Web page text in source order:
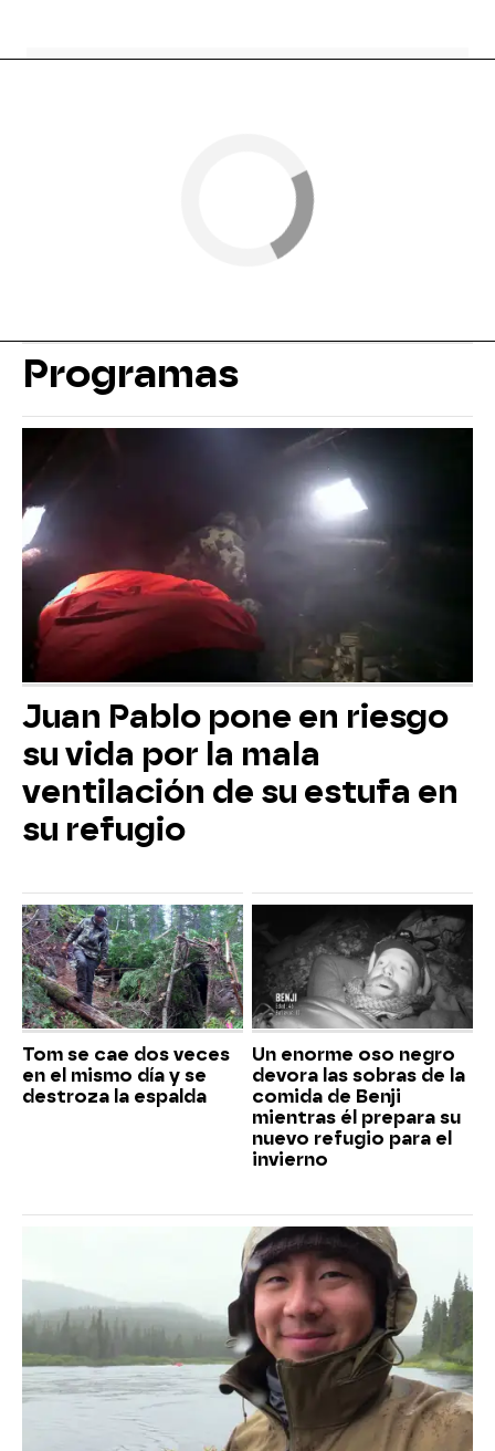
Programas
Juan Pablo pone en riesgo
su vida por la mala
ventilación de su estufa en
su refugio
Tom se cae dos veces
en el mismo día y se
destroza la espalda
Un enorme oso negro
devora las sobras de la
comida de Benji
mientras él prepara su
nuevo refugio para el
invierno